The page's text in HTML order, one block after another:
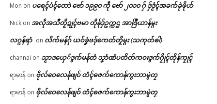
Mon on ပရေၚ်ပံၚ်တောဲ ဗော် ၁၉၉၀ ကဵု ဗော် ၂၀၁၀ ဂှ် ဒှ်ဒၟံၚ်အခက်ခုဲဖိုဟ်
Nick on အလဵုအသဳတၟိဍုၚ်ဗမာ တိုန်ဒှ်ဥက္ကဌ အာဇြဳယာန်မ္ဂး
လဂ္ဂန်ရာံ on လိက်မန်ဂှ် ယဝ်ခၞံဗဒှ်ကေတ်တၟိမ္ဂး (သကုတ်ၜါ)
channai on သၟာဒယှေ်ဒွက်မန်တံ သၞာံဏံပတိတ်ကဝးဒွက်ဂၠိုၚ်တိုန်ကၠုၚ်
ရာမာန် on ဗိုလ်ဝေလေန်ဖျဝ် တံၚ်ဓဇက်ကောန်ကွးဘာမွဲတၠ
ရာမာန် on ဗိုလ်ဝေလေန်ဖျဝ် တံၚ်ဓဇက်ကောန်ကွးဘာမွဲတၠ